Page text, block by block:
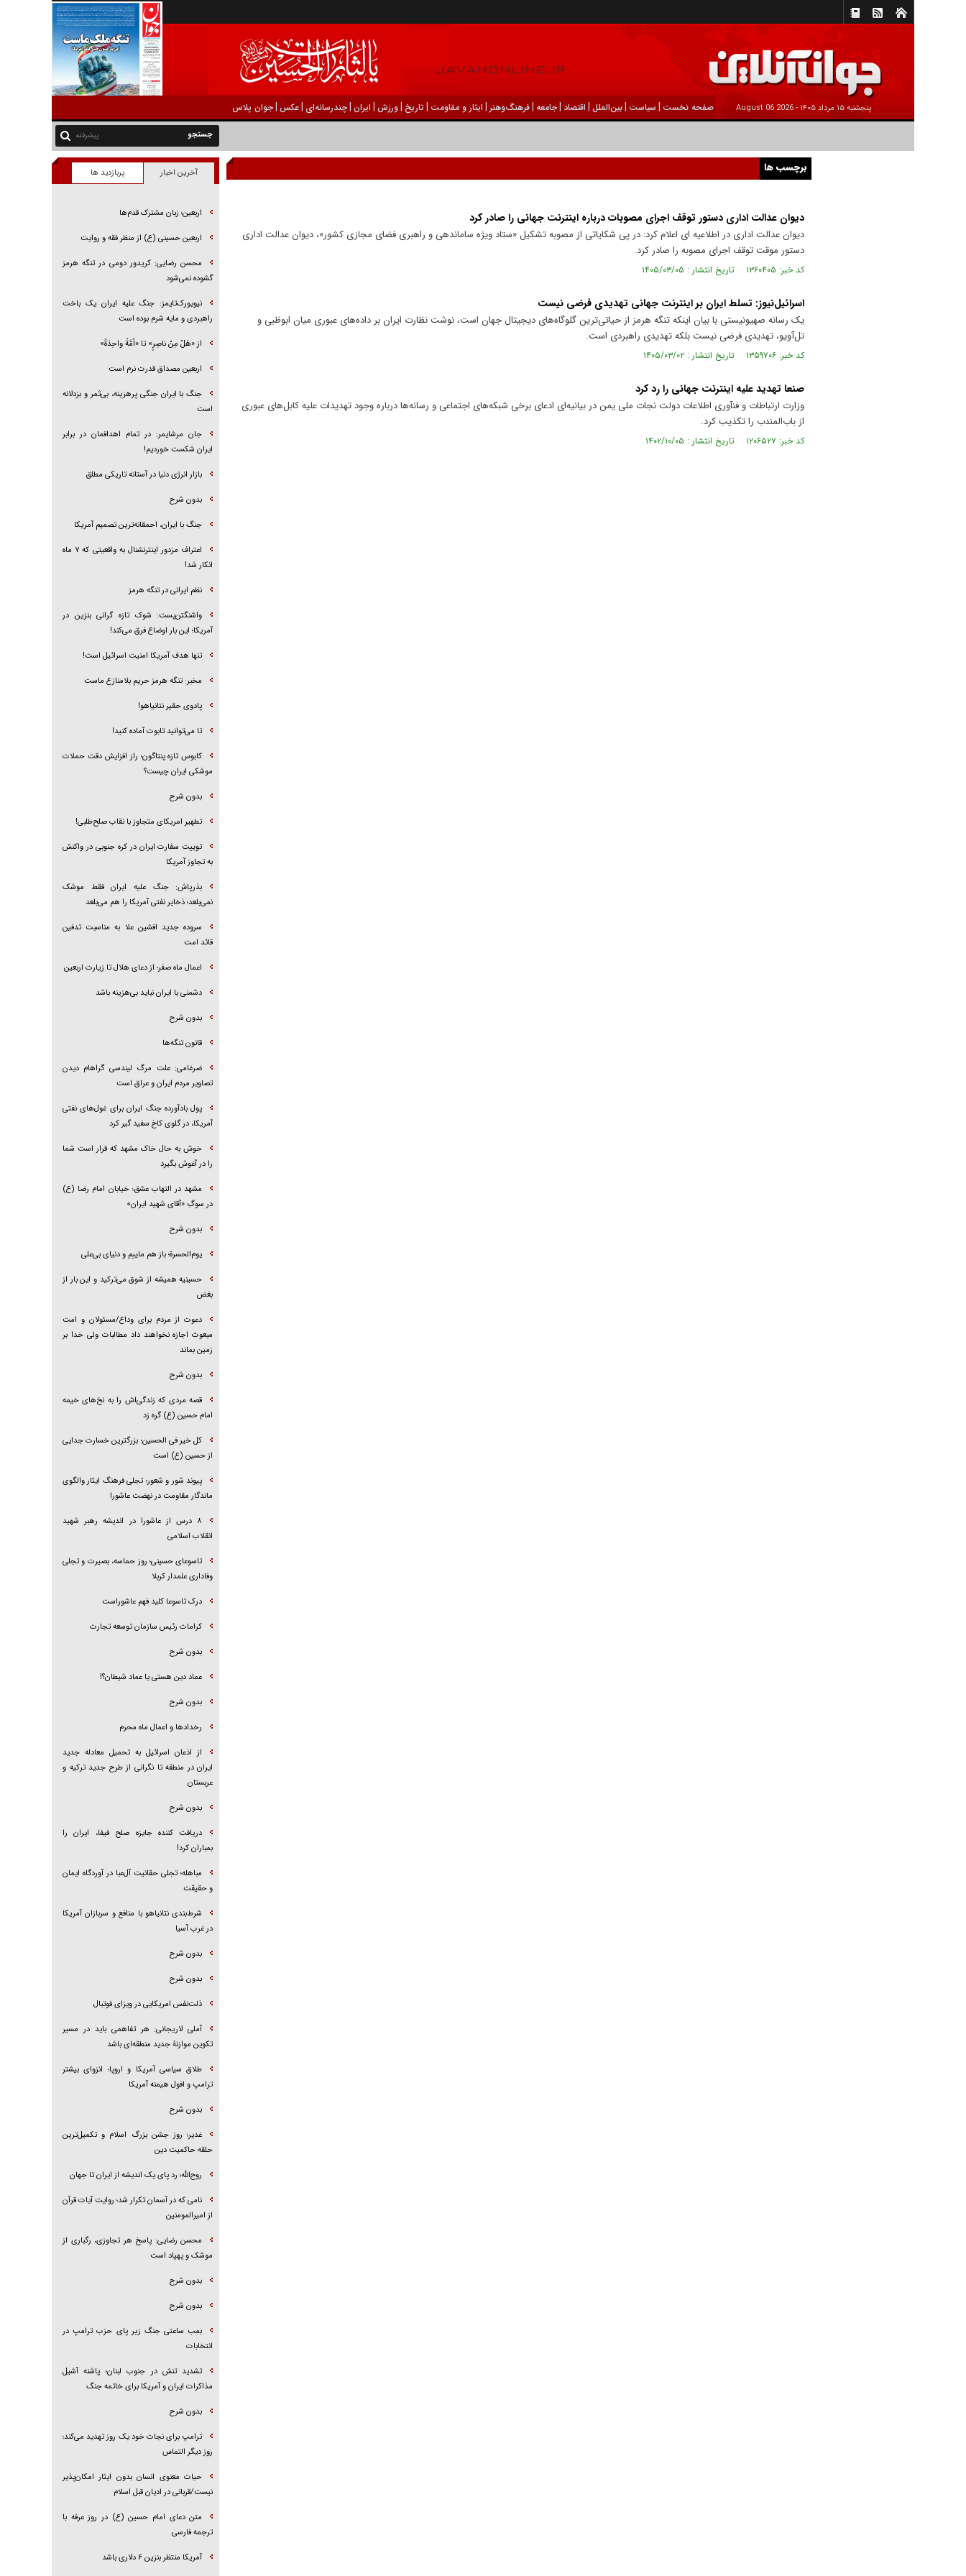
پنجشنبه ۱۵ مرداد ۱۴۰۵ - 2026 August 06 صفحه نخست | سیاست |بين‌الملل | اقتصاد |جامعه |فرهنگ‌و‌هنر | ایثار و مقاومت |تاریخ |ورزش | ايران |چندرسانه‌ای |عکس |جوان پلاس
پیشرفته
برچسب ها
دیوان عدالت اداری دستور توقف اجرای مصوبات درباره اینترنت جهانی را صادر کرد
دیوان عدالت اداری در اطلاعیه ای اعلام کرد: در پی شکایاتی از مصوبه تشکیل «ستاد ویژه ساماندهی و راهبری فضای مجازی کشور»، دیوان عدالت اداری
دستور موقت توقف اجرای مصوبه را صادر کرد.
کد خبر: ۱۳۶۰۴۰۵ تاریخ انتشار : ۱۴۰۵/۰۳/۰۵
اسرائیل‌نیوز: تسلط ایران بر اینترنت جهانی تهدیدی فرضی نیست
یک رسانه صهیونیستی با بیان اینکه تنگه هرمز از حیاتی‌ترین گلوگاه‌های دیجیتال جهان است، نوشت نظارت ایران بر داده‌های عبوری میان ابوظبی و
تل‌آویو، تهدیدی فرضی نیست بلکه تهدیدی راهبردی است.
کد خبر: ۱۳۵۹۷۰۶ تاریخ انتشار : ۱۴۰۵/۰۳/۰۲
صنعا تهدید علیه اینترنت جهانی را رد کرد
وزارت ارتباطات و فنآوری اطلاعات دولت نجات ملی یمن در بیانیه‌ای ادعای برخی شبکه‌های اجتماعی و رسانه‌ها درباره وجود تهدیدات علیه کابل‌های عبوری
از باب‌المندب را تکذیب کرد.
کد خبر: ۱۲۰۶۵۲۷ تاریخ انتشار : ۱۴۰۲/۱۰/۰۵
آخرین اخبار پربازدید ها
اربعین؛ زبان مشترک قدم‌ها
اربعین حسینی (ع) از منظر فقه و روایت
محسن رضایی: کریدور دومی در تنگه هرمز
گشوده نمی‌شود
نیویورک‌تایمز: جنگ علیه ایران یک باخت
راهبردی و مایه شرم بوده است
از «هَلْ مِنْ ناصِرٍ» تا «اُمَّةً واحِدَةً»
اربعین مصداق قدرت نرم است
جنگ با ایران جنگی پرهزینه، بی‌ثمر و بزدلانه
است
جان مرشایمر: در تمام اهدافمان در برابر
ایران شکست خوردیم!
بازار انرژی دنیا در آستانه تاریکی مطلق
بدون شرح
جنگ با ایران، احمقانه‌ترین تصمیم آمریکا
اعتراف مزدور اینترنشنال به واقعیتی که ۷ ماه
انکار شد!
نظم ایرانی در تنگه هرمز
واشنگتن‌پست: شوک تازه گرانی بنزین در
آمریکا؛ این بار اوضاع فرق می‌کند!
تنها هدف آمریکا امنیت اسرائیل است!
مخبر: تنگه هرمز حریم بلامنازع ماست
پادوی حقیر نتانیاهو!
تا می‌توانید تابوت آماده کنید!
کابوس تازه پنتاگون؛ راز افزایش دقت حملات
موشکی ایران چیست؟
بدون شرح
تطهیر امریکای متجاوز با نقاب صلح‌طلبی!
توییت سفارت ایران در کره جنوبی در واکنش
به تجاوز آمریکا
بذرپاش: ‏جنگ علیه ایران فقط موشک
نمی‌بلعد؛ ذخایر نفتی آمریکا را هم می‌بلعد
سروده جدید افشین علا به مناسبت تدفین
قائد امت
اعمال ماه صفر؛ از دعای هلال تا زیارت اربعین
دشمنی با ایران نباید بی‌هزینه باشد
بدون شرح
قانون تنگه‌ها
ضرغامی: علت مرگ لیندسی گراهام دیدن
تصاویر مردم ایران و عراق است
پول بادآورده جنگ ایران برای غول‌های نفتی
آمریکا، در گلوی کاخ سفید گیر کرد
خوش به حال خاک مشهد که قرار است شما
را در آغوش بگیرد
مشهد در التهاب عشق؛ خیابان امام رضا (ع)
در سوگِ «آقای شهید ایران»
بدون شرح
یوم‌الحسرة؛ باز هم ماییم و دنیای بی‌علی
حسینیه همیشه از شوق می‌ترکید و این بار از
بغض
دعوت از مردم برای وداع/مسئولان و امت
مبعوث اجازه نخواهند داد مطالبات ولی خدا بر
زمین بماند
بدون شرح
قصه مردی که زندگی‌اش را به نخ‌های خیمه
امام حسین (ع) گره زد
کل خیر فی الحسین؛ بزرگترین خسارت جدایی
از حسین (ع) است
پیوند شور و شعور؛ تجلی فرهنگ ایثار والگوی
ماندگار مقاومت در نهضت عاشورا
۸ درس از عاشورا در اندیشه رهبر شهید
انقلاب اسلامی
تاسوعای حسینی؛ روز حماسه، بصیرت و تجلی
وفاداری علمدار کربلا
درک تاسوعا کلید فهم عاشوراست
کرامات رئیس سازمان توسعه تجارت
بدون شرح
عماد دین هستی یا عماد شیطان؟!
بدون شرح
رخداد‌ها و اعمال ماه محرم
از اذعان اسرائیل به تحمیل معادله جدید
ایران در منطقه تا نگرانی از طرح جدید ترکیه و
عربستان
بدون شرح
دریافت کننده جایزه صلح فیفا، ایران را
بمباران کرد!
مباهله؛ تجلی حقانیت آل‌عبا در آوردگاه ایمان
و حقیقت
شرط‌بندی نتانیاهو با منافع و سربازان آمریکا
در غرب آسیا
بدون شرح
بدون شرح
ذلت‌نفس امریکایی در ویزای فوتبال
آملی لاریجانی: هر تفاهمی باید در مسیر
تکوین موازنۀ جدید منطقه‌ای باشد
طلاق سیاسی آمریکا و اروپا؛ انزوای بیشتر
ترامپ و افول هیمنه آمریکا
بدون شرح
غدیر؛ روز جشن بزرگ اسلام و تکمیل‌ترین
حلقه حاکمیت دین
روح‌الله؛ رد پای یک اندیشه از ایران تا جهان
نامی که در آسمان تکرار شد؛ روایت آیات قرآن
از امیرالمومنین
محسن رضایی: پاسخ هر تجاوزی، رگباری از
موشک و پهپاد است
بدون شرح
بدون شرح
بمب ساعتی جنگ زیر پای حزب ترام‍پ در
انتخابات
تشدید تنش در جنوب لبنان؛ پاشنه آشیل
مذاکرات ایران و آمریکا برای خاتمه جنگ
بدون شرح
ترامپ برای نجات خود یک روز تهدید می‌کند؛
روز دیگر التماس
حیات معنوی انسان بدون ایثار امکان‌پذیر
نیست/قربانی در ادیان قبل اسلام
متن دعای امام حسین (ع) در روز عرفه با
ترجمه فارسی
آمریکا منتظر بنزین ۶ دلاری باشد